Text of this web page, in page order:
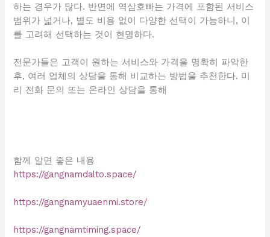
하는 경우가 많다. 반면에 역삼호빠는 가격에 포함된 서비스
범위가 넓거나, 별도 비용 없이 다양한 선택이 가능하니, 이
를 고려해 선택하는 것이 현명하다.
전문가들은 고객이 원하는 서비스와 가격을 명확히 파악한
후, 여러 업체의 상담을 통해 비교하는 방법을 추천한다. 미
리 전화 문의 또는 온라인 상담을 통해
함께 알면 좋은 내용
https://gangnamdalto.space/
https://gangnamyuaenmi.store/
https://gangnamtiming.space/